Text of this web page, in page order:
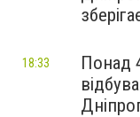
Понад
18:33